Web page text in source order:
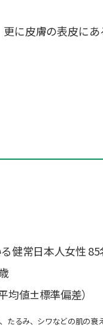
に皮膚の表皮に
健常日本人女性 85
均値±標準偏差）
たるみ、シワなどの肌の衰